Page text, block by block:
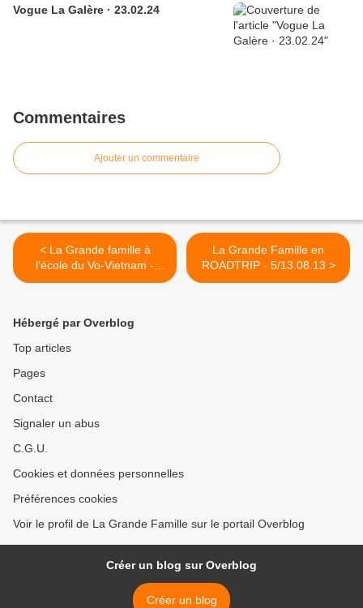
Vogue La Galère · 23.02.24
Commentaires
Ajouter un commentaire
< La Grande famille à
l’école du Vo-Vietnam -
23.06.13
La Grande Famille en
ROADTRIP - 5/13.08.13 >
Hébergé par Overblog
Top articles
Pages
Contact
Signaler un abus
C.G.U.
Cookies et données personnelles
Préférences cookies
Voir le profil de La Grande Famille sur le portail Overblog
Créer un blog sur Overblog
Créer un blog